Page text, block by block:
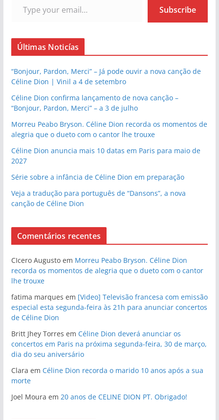
Subscribe
Últimas Noticías
“Bonjour, Pardon, Merci” – Já pode ouvir a nova canção de
Céline Dion | Vinil a 4 de setembro
Céline Dion confirma lançamento de nova canção –
“Bonjour, Pardon, Merci” – a 3 de julho
Morreu Peabo Bryson. Céline Dion recorda os momentos de
alegria que o dueto com o cantor lhe trouxe
Céline Dion anuncia mais 10 datas em Paris para maio de
2027
Série sobre a infância de Céline Dion em preparação
Veja a tradução para português de “Dansons”, a nova
canção de Céline Dion
Comentários recentes
CIcero Augustoem Morreu Peabo Bryson. Céline Dion
recorda os momentos de alegria que o dueto com o cantor
lhe trouxe
fatima marques em [Video] Televisão francesa com emissão
especial esta segunda-feira às 21h para anunciar concertos
de Céline Dion
Britt Jhey Torres em Céline Dion deverá anunciar os
concertos em Paris na próxima segunda-feira, 30 de março,
dia do seu aniversário
Clara em Céline Dion recorda o marido 10 anos após a sua
morte
Joel Moura em 20 anos de CELINE DION PT. Obrigado!